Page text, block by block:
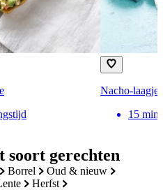
soort gerechten
borrel
oud & nieuw
lente herfst
Nacho-
15 min